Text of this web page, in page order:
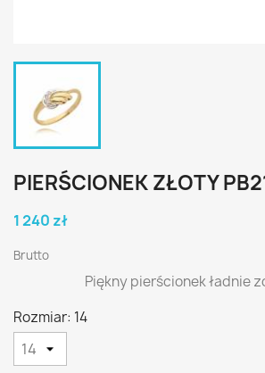
PIERŚCIONEK ZŁOTY
1 240 zł
Brutto
Piękny pierścionek ładnie
Rozmiar: 14